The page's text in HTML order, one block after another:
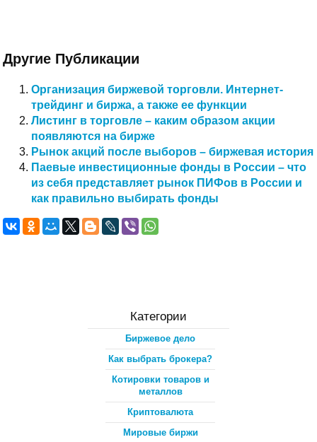
Другие Публикации
Организация биржевой торговли. Интернет-
трейдинг и биржа, а также ее функции
Листинг в торговле – каким образом акции
появляются на бирже
Рынок акций после выборов – биржевая история
Паевые инвестиционные фонды в России – что
из себя представляет рынок ПИФов в России и
как правильно выбирать фонды
Категории
Биржевое дело
Как выбрать брокера?
Котировки товаров и
металлов
Криптовалюта
Мировые биржи